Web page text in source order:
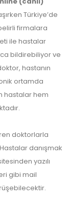
Türkiye’de
firmalara
ile hastalar
bildirebiliyor ve
hastanın
ortamda
hastalar hem
doktorlarla
danışmak
yazılı
gibi mail